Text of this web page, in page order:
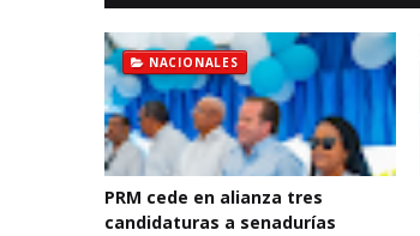
NACIONALES
PRM cede en alianza tres
candidaturas a senadurías